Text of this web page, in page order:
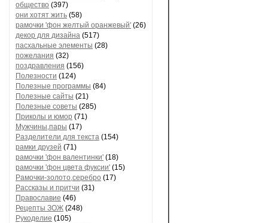
общество (397)
они хотят жить (58)
рамочки 'фон желтый оранжевый' (26)
декор для дизайна (517)
пасхальные элементы (28)
пожелания (32)
поздравления (156)
Полезности (124)
Полезные программы (84)
Полезные сайты (21)
Полезные советы (285)
Приколы и юмор (71)
Мужчины,пары (17)
Разделители для текста (154)
рамки друзей (71)
рамочки 'фон валентинки' (18)
рамочки 'фон цвета фуксии' (15)
Рамочки-золото,серебро (17)
Рассказы и притчи (31)
Православие (46)
Рецепты ЗОЖ (248)
Рукоделие (105)